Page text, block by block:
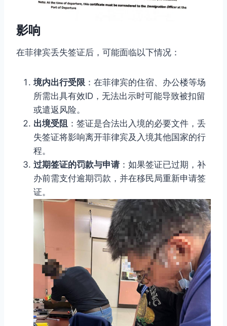
影响
在菲律宾丢失签证后，可能面临以下情况：
境内出行受限 ：在菲律宾的住宿、办公楼等场
所需出具有效ID，无法出示时可能导致被扣留
或遣返风险。
出境受阻 ：签证是合法出入境的必要文件，丢
失签证将影响离开菲律宾及入境其他国家的行
程。
过期签证的罚款与申请 ：如果签证已过期，补
办前需支付逾期罚款，并在移民局重新申请签
证。